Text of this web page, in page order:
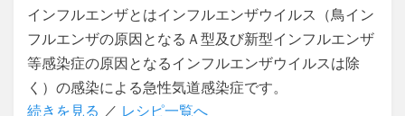
インフルエンザとはインフルエンザウイルス（鳥イン
フルエンザの原因となるＡ型及び新型インフルエンザ
等感染症の原因となるインフルエンザウイルスは除
く）の感染による急性気道感染症です。
続きを見る ／ レシピ一覧へ